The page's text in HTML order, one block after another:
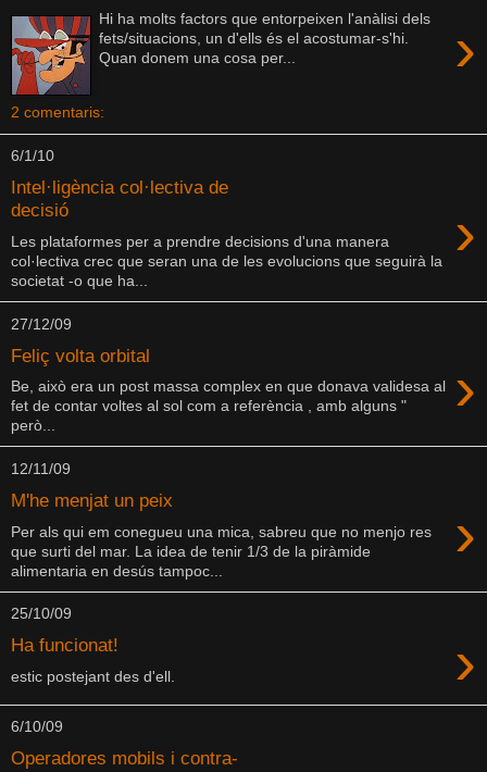
›
Hi ha molts factors que entorpeixen l'anàlisi dels
fets/situacions, un d'ells és el acostumar-s'hi.
Quan donem una cosa per...
2 comentaris:
6/1/10
Intel·ligència col·lectiva de
decisió
›
Les plataformes per a prendre decisions d'una manera
col·lectiva crec que seran una de les evolucions que seguirà la
societat -o que ha...
27/12/09
Feliç volta orbital ›
Be, això era un post massa complex en que donava validesa al
fet de contar voltes al sol com a referència , amb alguns "
però...
12/11/09
M'he menjat un peix ›
Per als qui em conegueu una mica, sabreu que no menjo res
que surti del mar. La idea de tenir 1/3 de la piràmide
alimentaria en desús tampoc...
25/10/09
Ha funcionat! ›
estic postejant des d'ell.
6/10/09
Operadores mobils i contra-